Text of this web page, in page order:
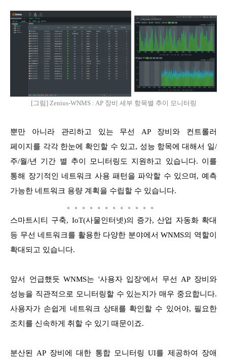
[그림] Zenius-WNMS : AP 장비 세부 항목별 추이 모니터링
뿐만 아니라 관리하고 있는 무선 AP 장비와 컨트롤러
페이지를 각각 한눈에 확인할 수 있고, 성능 항목에 대해서 일/
주/월/년 기간 별 추이 모니터링도 지원하고 있습니다. 이를
통해 장기적인 네트워크 사용 패턴을 파악할 수 있으며, 예측
가능한 네트워크 용량 계획을 수립할 수 있습니다.
。。。。。。。。。。。。
스마트시티 구축, IoT(사물인터넷)의 증가, 산업 자동화 확대
등 무선 네트워크를 활용한 다양한 분야에서 WNMS의 역할이
확대되고 있습니다.
앞서 언급했듯 WNMS는 '사용자 입장'에서 무선 AP 장비와
성능을 직관적으로 모니터링할 수 있는지가 매우 중요합니다.
사용자가 손쉽게 네트워크 상태를 확인할 수 있어야, 필요한
조치를 신속하게 취할 수 있기 때문이죠.
분산된 AP 장비에 대한 통합 모니터링 UI를 제공하여 장애